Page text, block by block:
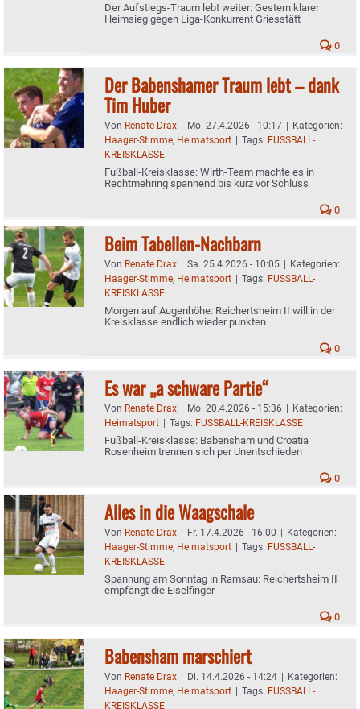
Der Aufstiegs-Traum lebt weiter: Gestern klarer
Heimsieg gegen Liga-Konkurrent Griesstätt
0
Der Babenshamer Traum lebt – dank
Tim Huber
Von Renate Drax | Mo. 27.4.2026 - 10:17 | Kategorien:
Haager-Stimme, Heimatsport | Tags: FUSSBALL-
KREISKLASSE
Fußball-Kreisklasse: Wirth-Team machte es in
Rechtmehring spannend bis kurz vor Schluss
0
Beim Tabellen-Nachbarn
Von Renate Drax | Sa. 25.4.2026 - 10:05 | Kategorien:
Haager-Stimme, Heimatsport | Tags: FUSSBALL-
KREISKLASSE
Morgen auf Augenhöhe: Reichertsheim II will in der
Kreisklasse endlich wieder punkten
0
Es war „a schware Partie“
Von Renate Drax | Mo. 20.4.2026 - 15:36 | Kategorien:
Heimatsport | Tags: FUSSBALL-KREISKLASSE
Fußball-Kreisklasse: Babensham und Croatia
Rosenheim trennen sich per Unentschieden
0
Alles in die Waagschale
Von Renate Drax | Fr. 17.4.2026 - 16:00 | Kategorien:
Haager-Stimme, Heimatsport | Tags: FUSSBALL-
KREISKLASSE
Spannung am Sonntag in Ramsau: Reichertsheim II
empfängt die Eiselfinger
0
Babensham marschiert
Von Renate Drax | Di. 14.4.2026 - 14:24 | Kategorien:
Haager-Stimme, Heimatsport | Tags: FUSSBALL-
KREISKLASSE